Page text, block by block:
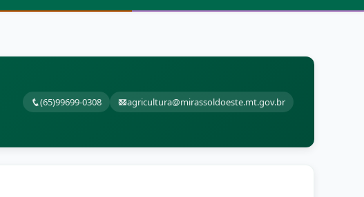
(65)99699-0308 agricultura@mirassoldoeste.mt.gov.br